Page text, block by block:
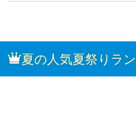
夏の人気夏祭りラ